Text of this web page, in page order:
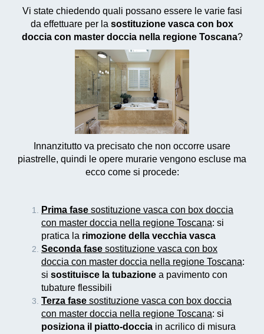
Vi state chiedendo quali possano essere le varie fasi
da effettuare per la sostituzione vasca con box
doccia con master doccia nella regione Toscana?
Innanzitutto va precisato che non occorre usare
piastrelle, quindi le opere murarie vengono escluse ma
ecco come si procede:
Prima fase sostituzione vasca con box doccia
con master doccia nella regione Toscana: si
pratica la rimozione della vecchia vasca
Seconda fase sostituzione vasca con box
doccia con master doccia nella regione Toscana:
si sostituisce la tubazione a pavimento con
tubature flessibili
Terza fase sostituzione vasca con box doccia
con master doccia nella regione Toscana: si
posiziona il piatto-doccia in acrilico di misura